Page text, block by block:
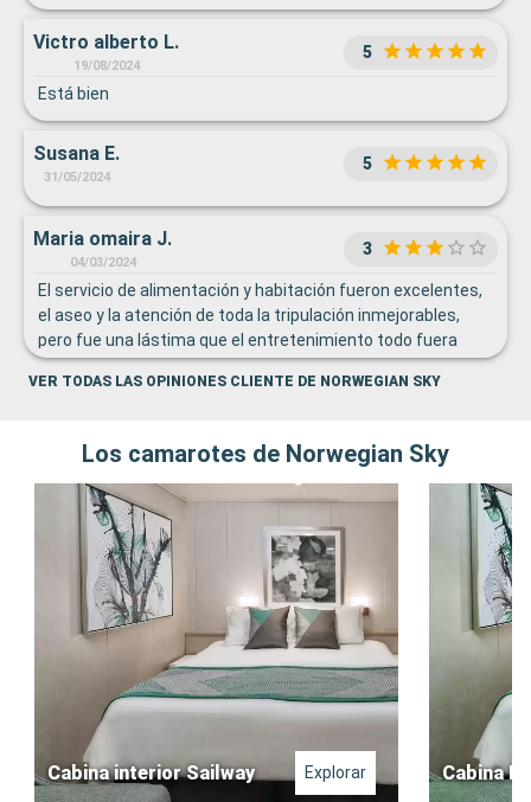
Victro alberto L.
19/08/2024
5
Está bien
Susana E.
31/05/2024
5
Maria omaira J.
04/03/2024
3
El servicio de alimentación y habitación fueron excelentes,
el aseo y la atención de toda la tripulación inmejorables,
pero fue una lástima que el entretenimiento todo fuera
pensado y dirigido sólo para las personas que hablaban
inglés
VER TODAS LAS OPINIONES CLIENTE DE NORWEGIAN SKY
Los camarotes de Norwegian Sky
Cabina interior Sailway Explorar Cabina